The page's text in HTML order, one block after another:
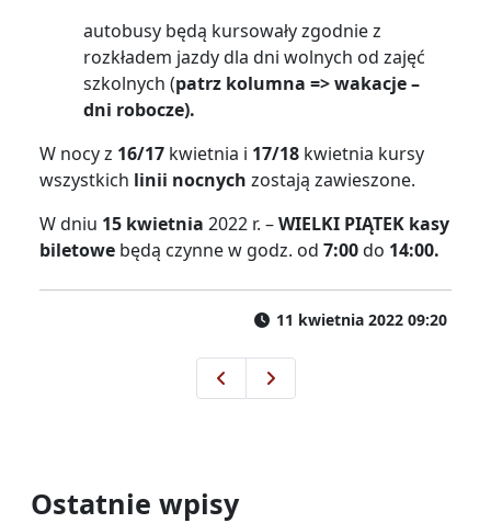
autobusy będą kursowały zgodnie z
rozkładem jazdy dla dni wolnych od zajęć
szkolnych (patrz kolumna =>wakacje –
dni robocze).
W nocy z 16/17 kwietnia i 17/18 kwietnia kursy
wszystkich linii nocnych zostają zawieszone.
W dniu 15 kwietnia 2022 r. –WIELKI PIĄTEK kasy
biletowe będą czynne w godz. od 7:00do 14:00.
11 kwietnia 2022 09:20
Od 6 kwietnia przystanek „1
Przystanek „Prószkowska-
Ostatnie wpisy